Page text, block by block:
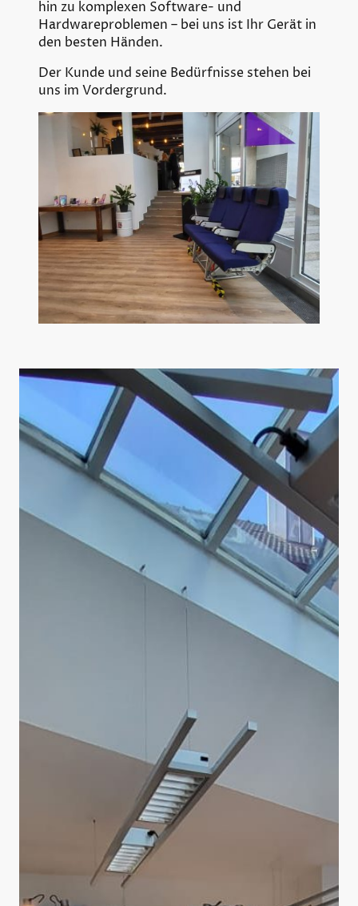
hin zu komplexen Software- und
Hardwareproblemen – bei uns ist Ihr Gerät in
den besten Händen.
Der Kunde und seine Bedürfnisse stehen bei
uns im Vordergrund.